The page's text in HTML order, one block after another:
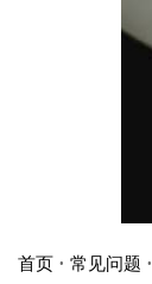
首页 • 常见问题 •